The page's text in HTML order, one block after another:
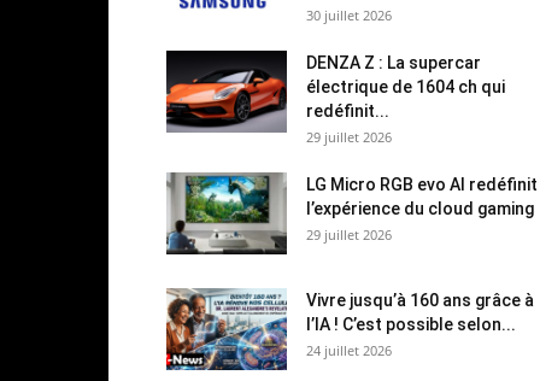
30 juillet 2026
DENZA Z : La supercar
électrique de 1604 ch qui
redéfinit...
29 juillet 2026
LG Micro RGB evo AI redéfinit
l’expérience du cloud gaming
29 juillet 2026
Vivre jusqu’à 160 ans grâce à
l’IA ! C’est possible selon...
24 juillet 2026